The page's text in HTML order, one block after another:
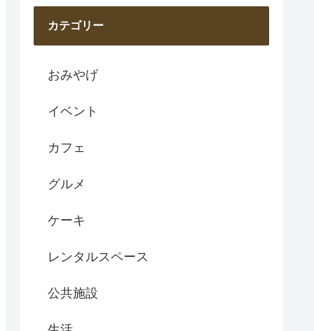
カテゴリー
おみやげ
イベント
カフェ
グルメ
ケーキ
レンタルスペース
公共施設